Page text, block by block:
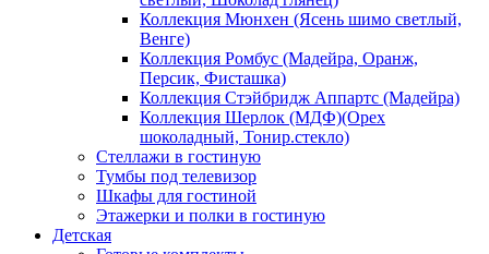
Коллекция Мюнхен (Ясень шимо светлый,
Венге)
Коллекция Ромбус (Мадейра, Оранж,
Персик, Фисташка)
Коллекция Стэйбридж Аппартс (Мадейра)
Коллекция Шерлок (МДФ)(Орех
шоколадный, Тонир.стекло)
Стеллажи в гостиную
Тумбы под телевизор
Шкафы для гостиной
Этажерки и полки в гостиную
Детская